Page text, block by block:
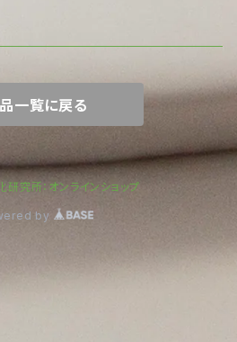
一覧に戻る
研究所：オンラインショップ
by